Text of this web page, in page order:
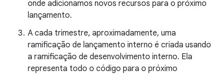
onde adicionamos novos recursos para o próximo
lançamento.
A cada trimestre, aproximadamente, uma
ramificação de lançamento interno é criada usando
a ramificação de desenvolvimento interno. Ela
representa todo o código para o próximo